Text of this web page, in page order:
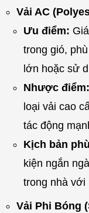
Vải AC
Ưu điểm:
trong gió,
lớn hoặc sử
Nhược điểm:
loại vải cao
tác động
Kịch bản
kiện ngắn
trong nhà với
Vải Phi Bóng